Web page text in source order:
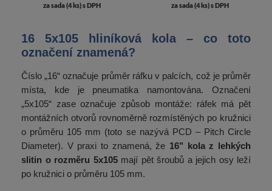
za sada (4 ks) s DPH za sada (4 ks) s DPH
16 5x105 hliníková kola – co toto
označení znamená?
Číslo „16“ označuje průměr ráfku v palcích, což je průměr
místa, kde je pneumatika namontována. Označení
„5x105“ zase označuje způsob montáže: ráfek má pět
montážních otvorů rovnoměrně rozmístěných po kružnici
o průměru 105 mm (toto se nazývá PCD – Pitch Circle
Diameter). V praxi to znamená, že 16" kola z lehkých
slitin o rozměru 5x105mají pět šroubů a jejich osy leží
po kružnici o průměru 105 mm.